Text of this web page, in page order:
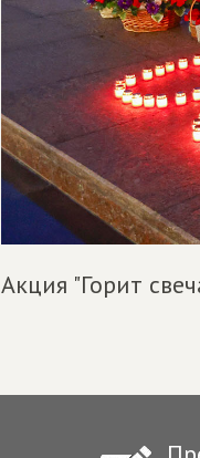
Акция "Горит